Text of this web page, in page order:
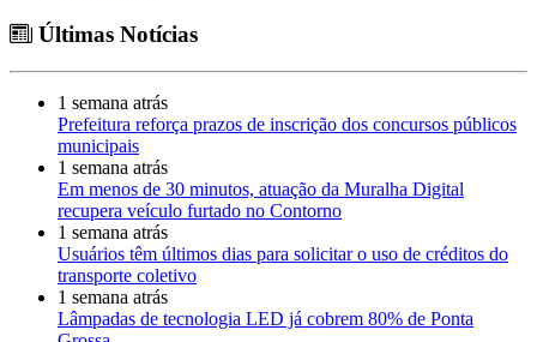
Últimas Notícias
1 semana atrás
Prefeitura reforça prazos de inscrição dos concursos públicos
municipais
1 semana atrás
Em menos de 30 minutos, atuação da Muralha Digital
recupera veículo furtado no Contorno
1 semana atrás
Usuários têm últimos dias para solicitar o uso de créditos do
transporte coletivo
1 semana atrás
Lâmpadas de tecnologia LED já cobrem 80% de Ponta